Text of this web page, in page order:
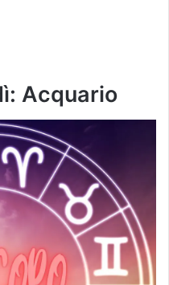
Acquario